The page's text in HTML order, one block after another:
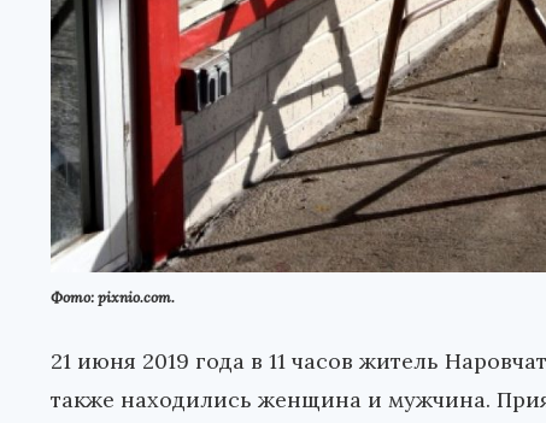
Фото: pixnio.com.
21 июня 2019 года в 11 часов житель
также находились женщина и мужчина.